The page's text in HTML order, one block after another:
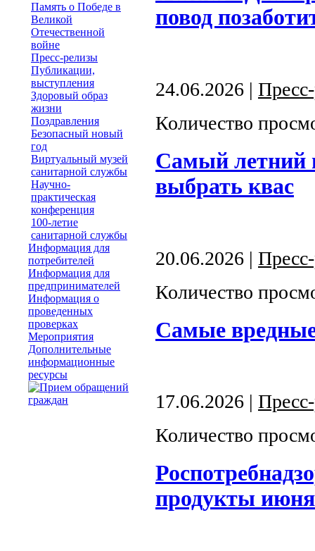
Память о Победе в
Великой
Отечественной
войне
Пресс-релизы
Публикации,
выступления
Здоровый образ
жизни
Поздравления
Безопасный новый
год
Виртуальный музей
санитарной службы
Научно-
практическая
конференция
100-летие
санитарной службы
Информация для
потребителей
Информация для
предпринимателей
Информация о
проведенных
проверках
Мероприятия
Дополнительные
информационные
ресурсы
повод
24.06.2026 |
Количество
Самый летний
выбрать квас
20.06.2026 |
Количество
Самые
17.06.2026 |
Количество
продукты июня